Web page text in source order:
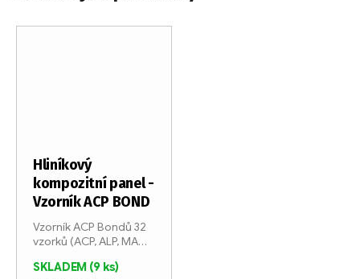
Hliníkový
kompozitní panel -
Vzorník ACP BOND
SKLADEM (9 ks)
Vzorník ACP Bondů 32
vzorků (ACP, ALP, MAG,